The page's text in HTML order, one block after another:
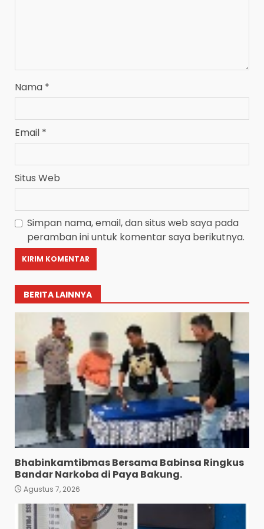
Nama *
Email *
Situs Web
Simpan nama, email, dan situs web saya pada
peramban ini untuk komentar saya berikutnya.
BERITA LAINNYA
Bhabinkamtibmas Bersama Babinsa Ringkus
Bandar Narkoba di Paya Bakung.
Agustus 7, 2026
Mahasiswa Terpaksa
Nginap Dibalik Jeruji Besi